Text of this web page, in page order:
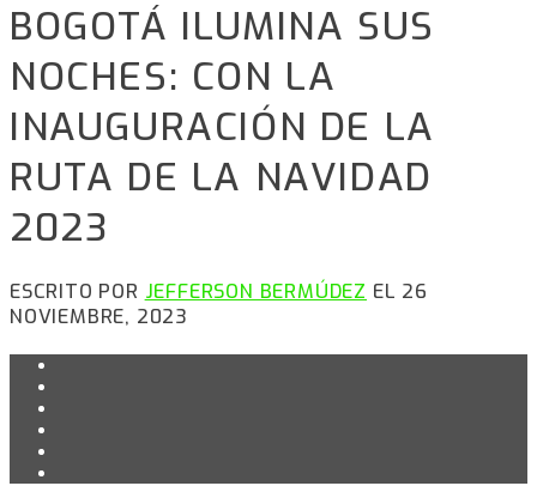
BOGOTÁ ILUMINA SUS
NOCHES: CON LA
INAUGURACIÓN DE LA
RUTA DE LA NAVIDAD
2023
ESCRITO POR JEFFERSON BERMÚDEZ EL 26
NOVIEMBRE, 2023